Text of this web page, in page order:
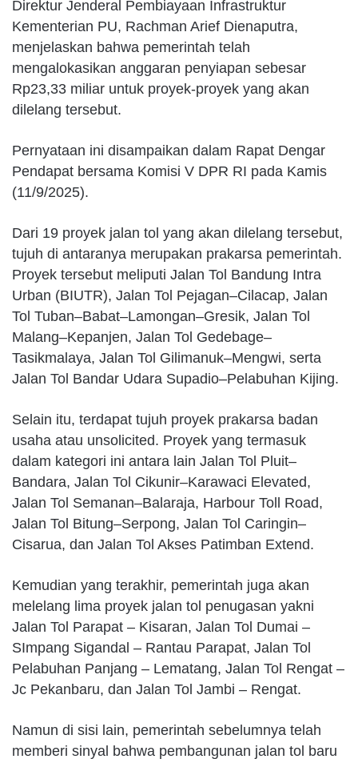
Direktur Jenderal Pembiayaan Infrastruktur
Kementerian PU, Rachman Arief Dienaputra,
menjelaskan bahwa pemerintah telah
mengalokasikan anggaran penyiapan sebesar
Rp23,33 miliar untuk proyek-proyek yang akan
dilelang tersebut.
Pernyataan ini disampaikan dalam Rapat Dengar
Pendapat bersama Komisi V DPR RI pada Kamis
(11/9/2025).
Dari 19 proyek jalan tol yang akan dilelang tersebut,
tujuh di antaranya merupakan prakarsa pemerintah.
Proyek tersebut meliputi Jalan Tol Bandung Intra
Urban (BIUTR), Jalan Tol Pejagan–Cilacap, Jalan
Tol Tuban–Babat–Lamongan–Gresik, Jalan Tol
Malang–Kepanjen, Jalan Tol Gedebage–
Tasikmalaya, Jalan Tol Gilimanuk–Mengwi, serta
Jalan Tol Bandar Udara Supadio–Pelabuhan Kijing.
Selain itu, terdapat tujuh proyek prakarsa badan
usaha atau unsolicited. Proyek yang termasuk
dalam kategori ini antara lain Jalan Tol Pluit–
Bandara, Jalan Tol Cikunir–Karawaci Elevated,
Jalan Tol Semanan–Balaraja, Harbour Toll Road,
Jalan Tol Bitung–Serpong, Jalan Tol Caringin–
Cisarua, dan Jalan Tol Akses Patimban Extend.
Kemudian yang terakhir, pemerintah juga akan
melelang lima proyek jalan tol penugasan yakni
Jalan Tol Parapat – Kisaran, Jalan Tol Dumai –
SImpang Sigandal – Rantau Parapat, Jalan Tol
Pelabuhan Panjang – Lematang, Jalan Tol Rengat –
Jc Pekanbaru, dan Jalan Tol Jambi – Rengat.
Namun di sisi lain, pemerintah sebelumnya telah
memberi sinyal bahwa pembangunan jalan tol baru